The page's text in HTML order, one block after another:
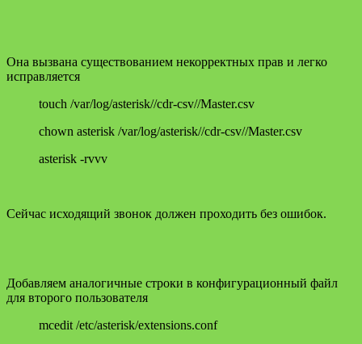
Она вызвана существованием некорректных прав и легко
исправляется
touch /var/log/asterisk//cdr-csv//Master.csv
chown asterisk /var/log/asterisk//cdr-csv//Master.csv
asterisk -rvvv
Сейчас исходящий звонок должен проходить без ошибок.
Добавляем аналогичные строки в конфигурационный файл
для второго пользователя
mcedit /etc/asterisk/extensions.conf